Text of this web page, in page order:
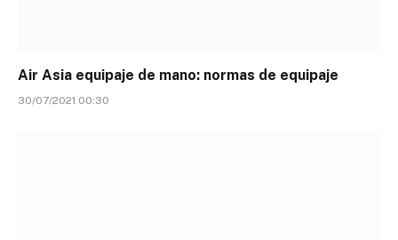
Air Asia equipaje de mano: normas de equipaje
30/07/2021 00:30